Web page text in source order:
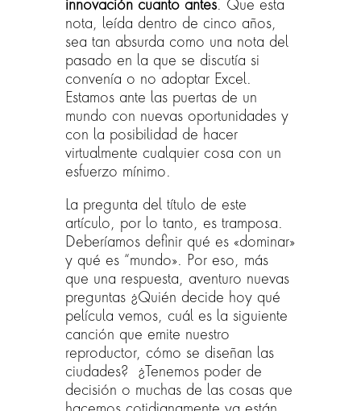
innovación cuanto antes. Que esta
nota, leída dentro de cinco años,
sea tan absurda como una nota del
pasado en la que se discutía si
convenía o no adoptar Excel.
Estamos ante las puertas de un
mundo con nuevas oportunidades y
con la posibilidad de hacer
virtualmente cualquier cosa con un
esfuerzo mínimo.
La pregunta del título de este
artículo, por lo tanto, es tramposa.
Deberíamos definir qué es «dominar»
y qué es “mundo». Por eso, más
que una respuesta, aventuro nuevas
preguntas ¿Quién decide hoy qué
película vemos, cuál es la siguiente
canción que emite nuestro
reproductor, cómo se diseñan las
ciudades? ¿Tenemos poder de
decisión o muchas de las cosas que